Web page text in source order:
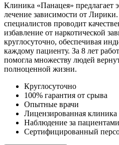
Клиника «Панацея» предлагает
лечение зависимости от
специалистов проводит
избавление от наркотической
круглосуточно, обеспечивая
каждому пациенту. За 8 лет
помогла множеству людей
полноценной жизни.
Круглосуточно
100% гарантия от срыва
Опытные врачи
Лицензированная клиника
Наблюдение за
Сертифицированный